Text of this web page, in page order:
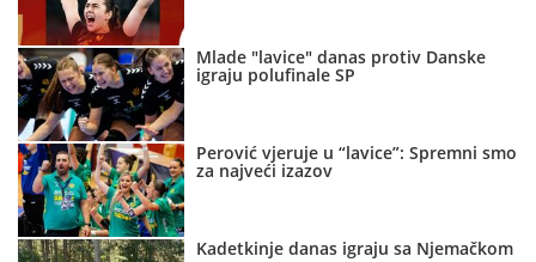
Mlade "lavice" danas protiv Danske
igraju polufinale SP
Perović vjeruje u “lavice”: Spremni smo
za najveći izazov
Kadetkinje danas igraju sa Njemačkom